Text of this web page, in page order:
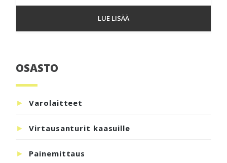
LUE LISÄÄ
Ensisijainen
sivupalkki
OSASTO
Varolaitteet
Virtausanturit kaasuille
Painemittaus